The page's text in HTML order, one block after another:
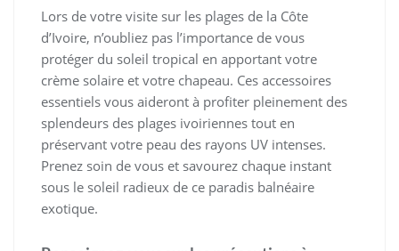
Lors de votre visite sur les plages de la Côte
d’Ivoire, n’oubliez pas l’importance de vous
protéger du soleil tropical en apportant votre
crème solaire et votre chapeau. Ces accessoires
essentiels vous aideront à profiter pleinement des
splendeurs des plages ivoiriennes tout en
préservant votre peau des rayons UV intenses.
Prenez soin de vous et savourez chaque instant
sous le soleil radieux de ce paradis balnéaire
exotique.